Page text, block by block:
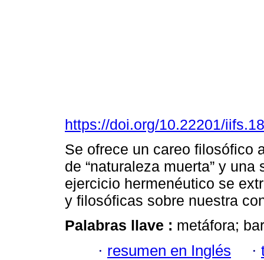
https://doi.org/10.22201/
Se ofrece un careo filosófico
de “naturaleza muerta” y
ejercicio hermenéutico se
y filosóficas sobre nuestra
Palabras llave : metáfora;
· resumen en Inglés ·